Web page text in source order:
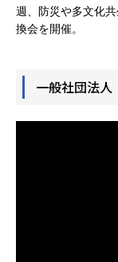
週、防災や多文化
換会を開催。
一般社団法